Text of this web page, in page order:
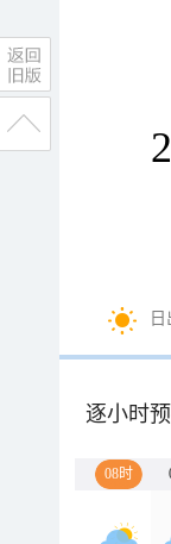
日
逐小时
08时